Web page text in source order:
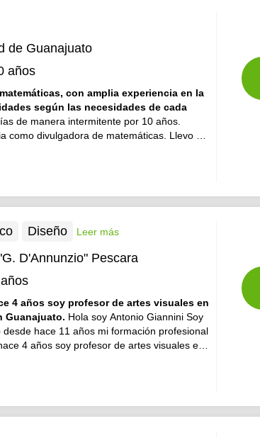
de Guanajuato
años
con amplia experiencia en la
según las necesidades de cada
de manera intermitente por 10 años.
como divulgadora de matemáticas. Llevo 6
de Divulgación del Centro de
He dado clases en todos los niveles, desde
Diseño Leer más
D'Annunzio" Pescara
4 años soy profesor de artes visuales en
Guanajuato. Hola soy Antonio Giannini Soy
hace 11 años mi formación profesional
4 años soy profesor de artes visuales en
en la enseñanza con personas jóvenes
particulares también a...